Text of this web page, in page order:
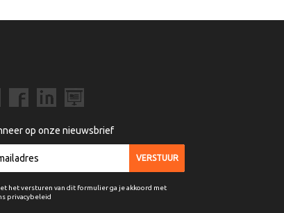
op onze nieuwsbrief
het versturen van dit formulier ga je akkoord met
privacybeleid